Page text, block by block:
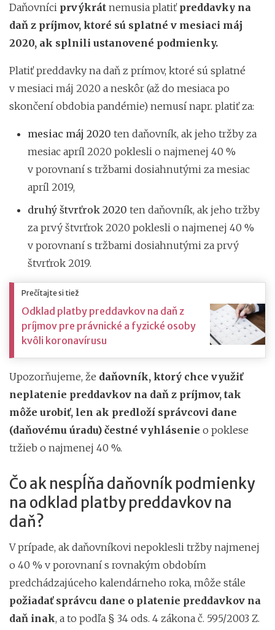
Daňovníci prvýkrát nemusia platiť preddavky na
daň z príjmov, ktoré sú splatné v mesiaci máj
2020, ak splnili ustanovené podmienky.
Platiť preddavky na daň z prímov, ktoré sú splatné
v mesiaci máj 2020 a neskôr (až do mesiaca po
skončení obdobia pandémie) nemusí napr. platiť za:
mesiac máj 2020 ten daňovník, ak jeho tržby za
mesiac apríl 2020 poklesli o najmenej 40 %
v porovnaní s tržbami dosiahnutými za mesiac
apríl 2019,
druhý štvrťrok 2020 ten daňovník, ak jeho tržby
za prvý štvrťrok 2020 poklesli o najmenej 40 %
v porovnaní s tržbami dosiahnutými za prvý
štvrťrok 2019.
Prečítajte si tiež
Odklad platby preddavkov na daň z
príjmov pre právnické a fyzické osoby
kvôli koronavírusu
Upozorňujeme, že daňovník, ktorý chce využiť
neplatenie preddavkov na daň z príjmov, tak
môže urobiť, len ak predloží správcovi dane
(daňovému úradu) čestné vyhlásenie o poklese
tržieb o najmenej 40 %.
Čo ak nespĺňa daňovník podmienky
na odklad platby preddavkov na
daň?
V prípade, ak daňovníkovi nepoklesli tržby najmenej
o 40 % v porovnaní s rovnakým obdobím
predchádzajúceho kalendárneho roka, môže stále
požiadať správcu dane o platenie preddavkov na
daň inak, a to podľa § 34 ods. 4 zákona č. 595/2003 Z.